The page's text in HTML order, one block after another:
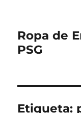
Ropa de
PSG
Etiqueta: